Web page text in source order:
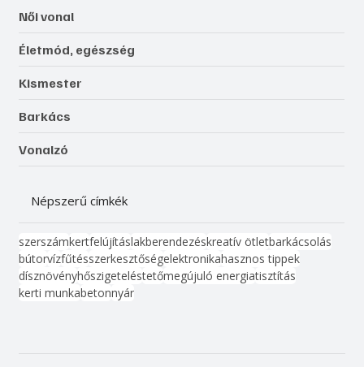
Női vonal
Életmód, egészség
Kismester
Barkács
Vonalzó
Népszerű címkék
szerszámkertfelújításlakberendezéskreatív ötletbarkácsolás
bútorvízfűtésszerkesztőségelektronikahasznos tippek
dísznövényhőszigeteléstetőmegújuló energiatisztítás
kerti munkabetonnyár